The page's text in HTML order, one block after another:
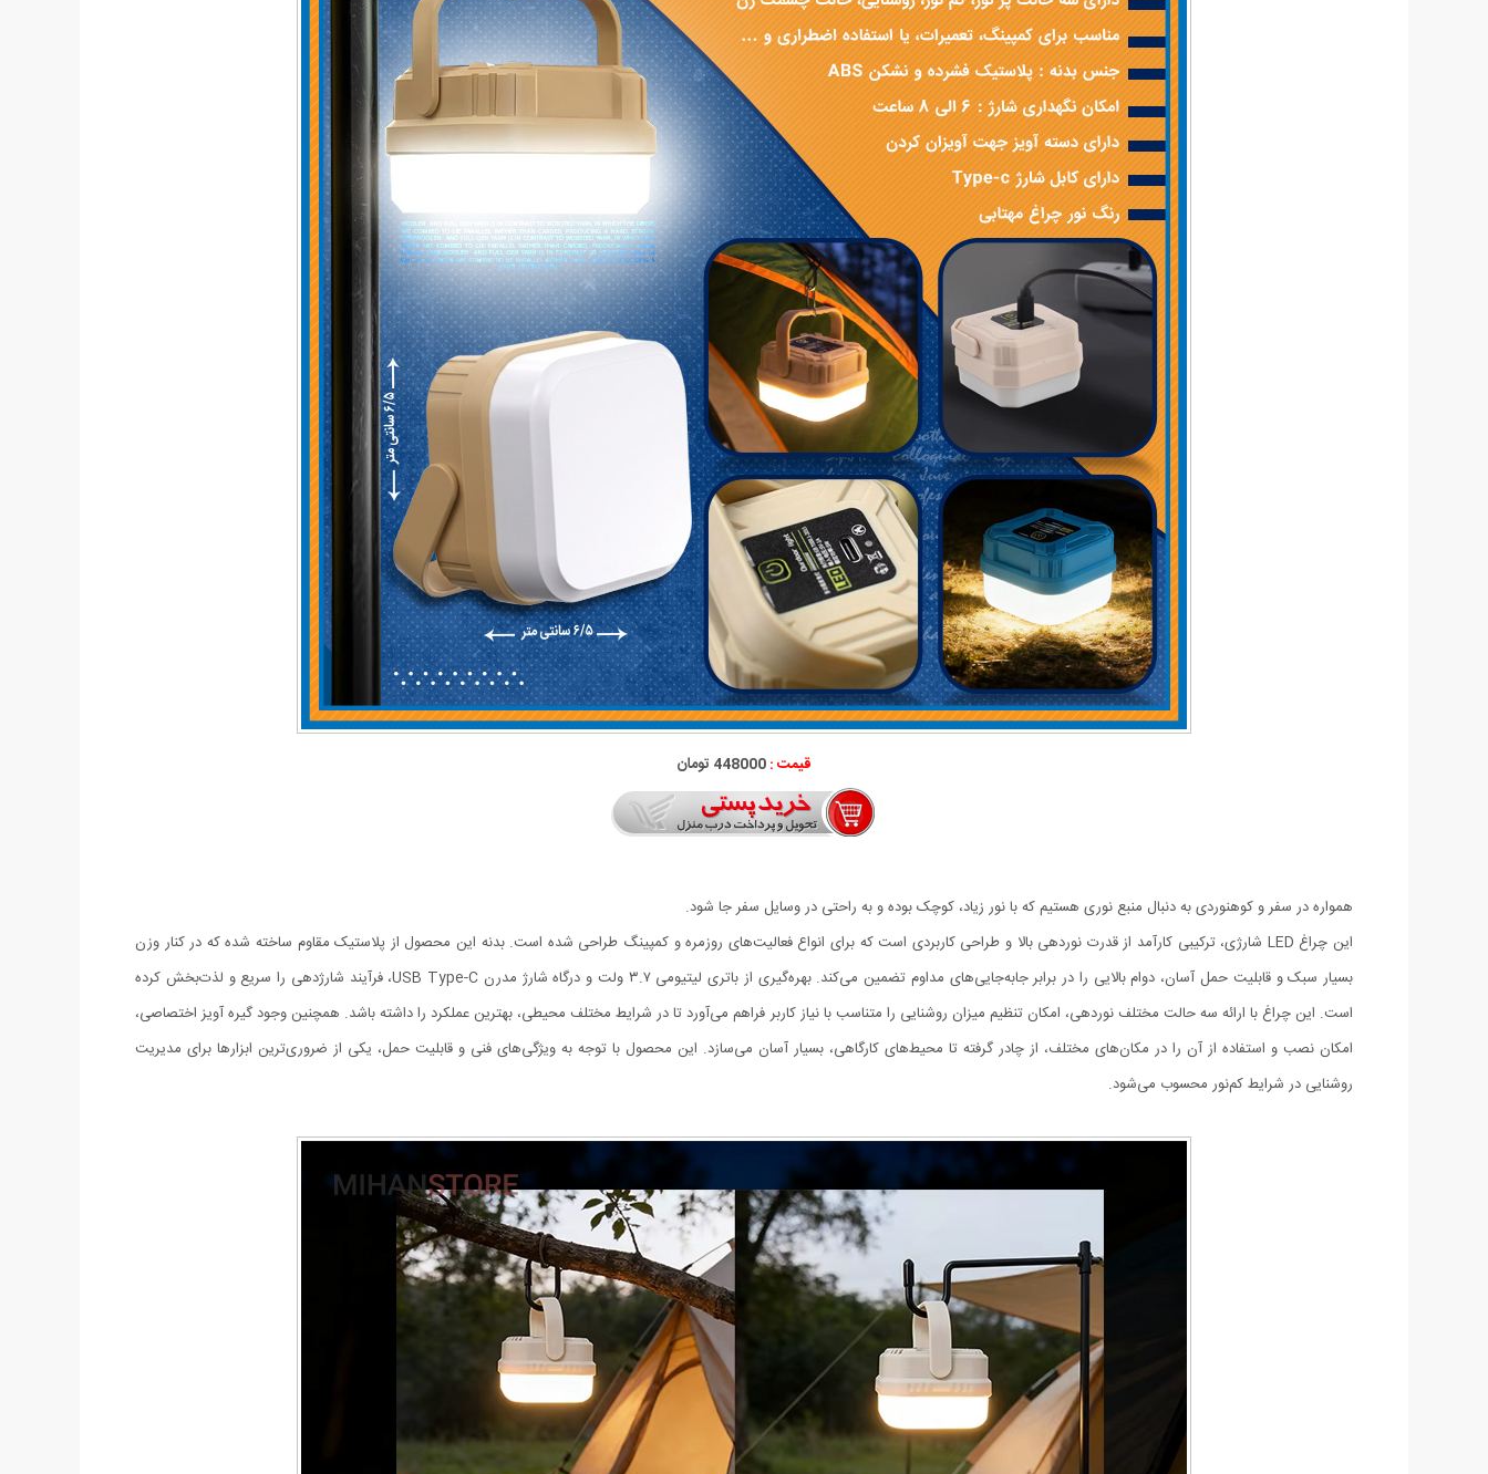
قیمت :448000 تومان
همواره در سفر و کوهنوردی به دنبال منبع نوری هستیم که با نور زیاد، کوچک بوده و به راحتی در وسایل سفر جا شود.
این چراغ LED شارژی، ترکیبی کارآمد از قدرت نوردهی بالا و طراحی کاربردی است که برای انواع فعالیت‌های روزمره و کمپینگ طراحی شده است. بدنه این محصول از پلاستیک مقاوم ساخته شده که در کنار وزن
بسیار سبک و قابلیت حمل آسان، دوام بالایی را در برابر جابه‌جایی‌های مداوم تضمین می‌کند. بهره‌گیری از باتری لیتیومی ۳.۷ ولت و درگاه شارژ مدرن USB Type-C، فرآیند شارژدهی را سریع و لذت‌بخش کرده
است. این چراغ با ارائه سه حالت مختلف نوردهی، امکان تنظیم میزان روشنایی را متناسب با نیاز کاربر فراهم می‌آورد تا در شرایط مختلف محیطی، بهترین عملکرد را داشته باشد. همچنین وجود گیره آویز اختصاصی،
امکان نصب و استفاده از آن را در مکان‌های مختلف، از چادر گرفته تا محیط‌های کارگاهی، بسیار آسان می‌سازد. این محصول با توجه به ویژگی‌های فنی و قابلیت حمل، یکی از ضروری‌ترین ابزارها برای مدیریت
روشنایی در شرایط کم‌نور محسوب می‌شود.